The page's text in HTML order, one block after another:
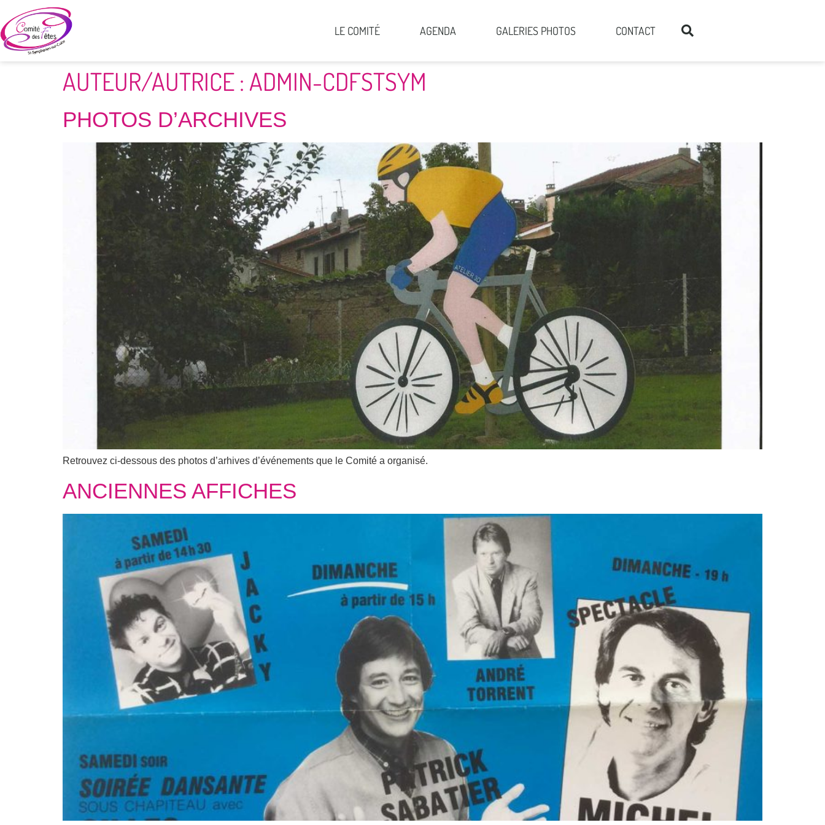
LE COMITÉ AGENDA GALERIES PHOTOS CONTACT
AUTEUR/AUTRICE : ADMIN-CDFSTSYM
PHOTOS D’ARCHIVES
Retrouvez ci-dessous des photos d’arhives d’événements que le Comité a organisé.
ANCIENNES AFFICHES